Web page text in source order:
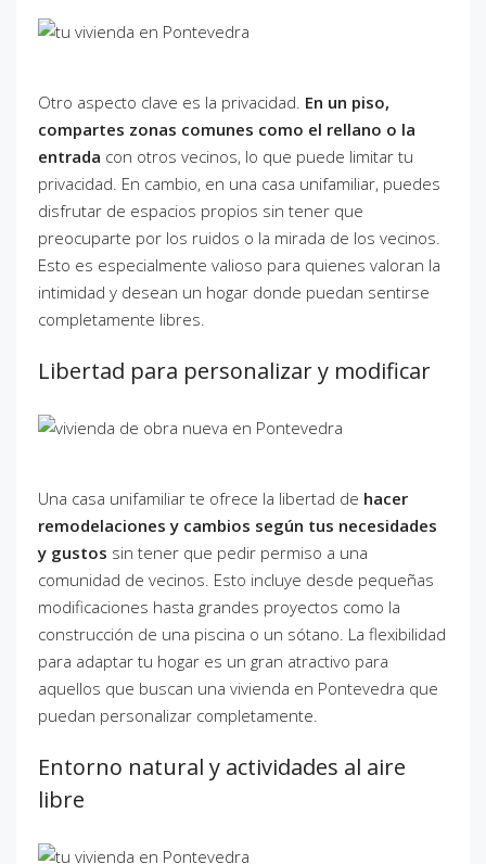
Otro aspecto clave es la privacidad. En un piso,
compartes zonas comunes como el rellano o la
entrada con otros vecinos, lo que puede limitar tu
privacidad. En cambio, en una casa unifamiliar, puedes
disfrutar de espacios propios sin tener que
preocuparte por los ruidos o la mirada de los vecinos.
Esto es especialmente valioso para quienes valoran la
intimidad y desean un hogar donde puedan sentirse
completamente libres.
Libertad para personalizar y modificar
Una casa unifamiliar te ofrece la libertad de hacer
remodelaciones y cambios según tus necesidades
y gustos sin tener que pedir permiso a una
comunidad de vecinos. Esto incluye desde pequeñas
modificaciones hasta grandes proyectos como la
construcción de una piscina o un sótano. La flexibilidad
para adaptar tu hogar es un gran atractivo para
aquellos que buscan una vivienda en Pontevedra que
puedan personalizar completamente.
Entorno natural y actividades al aire
libre